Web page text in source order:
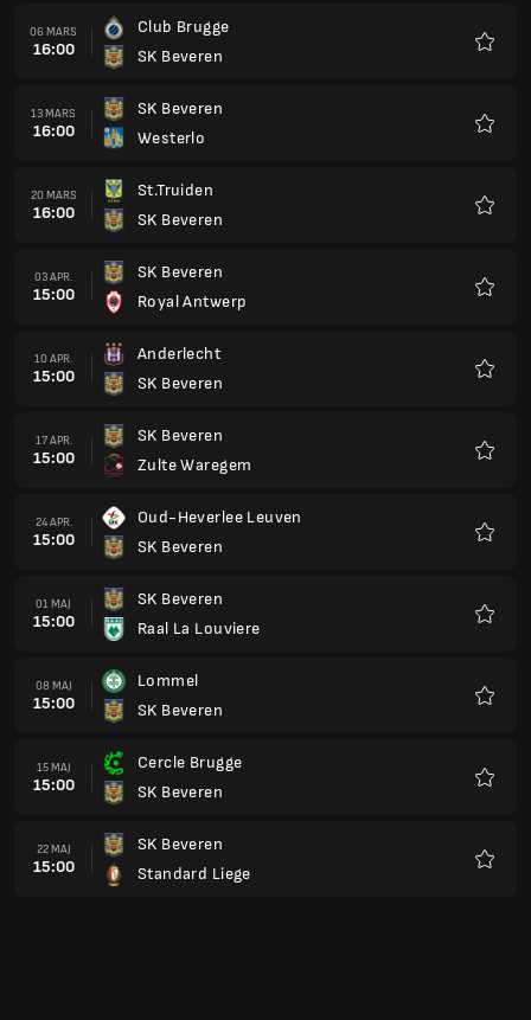
06 MARS
16:00
Club Brugge
SK Beveren
13 MARS
16:00
SK Beveren
Westerlo
20 MARS
16:00
St.Truiden
SK Beveren
03 APR.
15:00
SK Beveren
Royal Antwerp
10 APR.
15:00
Anderlecht
SK Beveren
17 APR.
15:00
SK Beveren
Zulte Waregem
24 APR.
15:00
Oud-Heverlee Leuven
SK Beveren
01 MAJ
15:00
SK Beveren
Raal La Louviere
08 MAJ
15:00
Lommel
SK Beveren
15 MAJ
15:00
Cercle Brugge
SK Beveren
22 MAJ
15:00
SK Beveren
Standard Liege